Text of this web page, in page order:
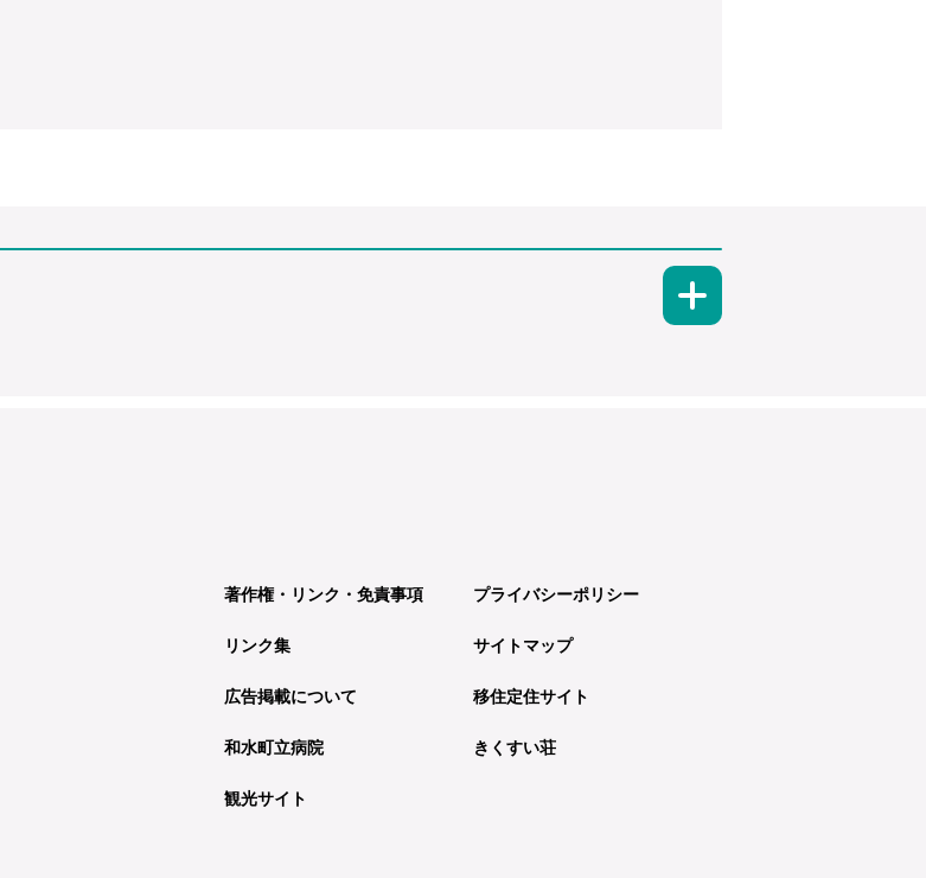
著作権・リンク・免責事項 プライバシーポリシー
リンク集 サイトマップ
広告掲載について 移住定住サイト
和水町立病院 きくすい荘
観光サイト